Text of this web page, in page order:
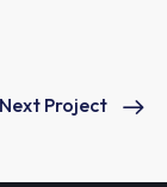
Next Project